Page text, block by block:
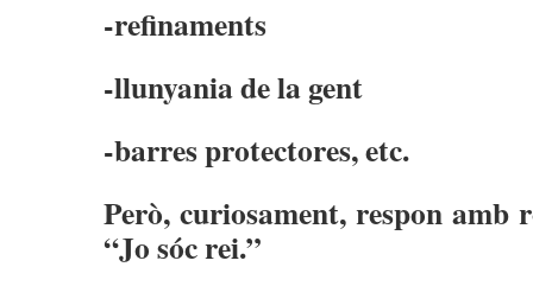
-refinaments
-llunyania de la gent
-barres protectores, etc.
Però, curiosament, respon
“Jo sóc rei.”